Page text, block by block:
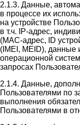
2.1.3. Данные,
в процессе их
на устройстве
в т.ч. IP-адрес,
(MAC-адрес, ID
(IMEI, MEID), данные
операционной
запросах
2.1.4. Данные,
Пользователями по
выполнения
Пользователями в